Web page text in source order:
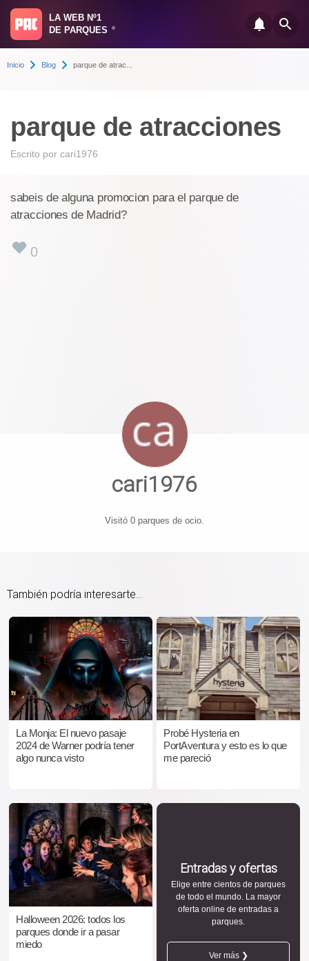
LA WEB Nº1
DE PARQUES
®
Inicio Blog parque de atrac...
parque de atracciones
Escrito por cari1976
sabeis de alguna promocion para el parque de
atracciones de Madrid?
0
cari1976
Visitó 0 parques de ocio.
También podría interesarte...
La Monja: El nuevo pasaje
2024 de Warner podría tener
algo nunca visto
Probé Hysteria en
PortAventura y esto es lo que
me pareció
Halloween 2026: todos los
parques donde ir a pasar
miedo
Entradas y ofertas
Elige entre cientos de parques
de todo el mundo. La mayor
oferta online de entradas a
parques.
Ver más ❯